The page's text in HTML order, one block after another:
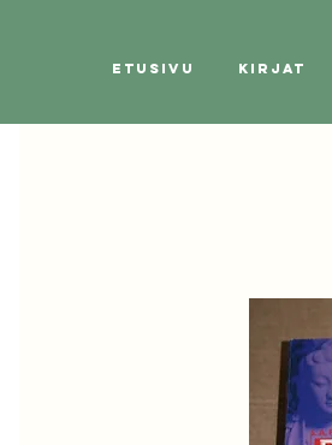
Etusivu Kirjat